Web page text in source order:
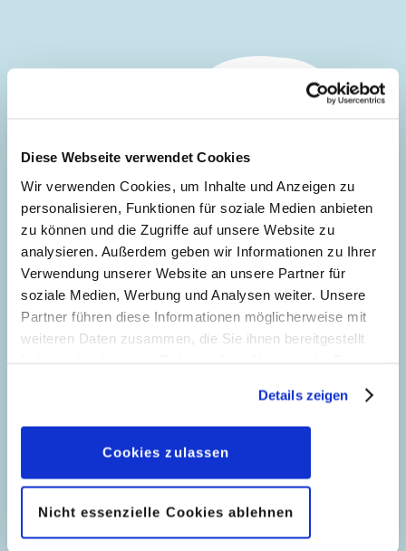
Diese Webseite verwendet Cookies
Wir verwenden Cookies, um Inhalte und Anzeigen zu
personalisieren, Funktionen für soziale Medien anbieten
zu können und die Zugriffe auf unsere Website zu
analysieren. Außerdem geben wir Informationen zu Ihrer
Verwendung unserer Website an unsere Partner für
soziale Medien, Werbung und Analysen weiter. Unsere
Partner führen diese Informationen möglicherweise mit
weiteren Daten zusammen, die Sie ihnen bereitgestellt
geben, können Sie diese jederzeit in der
Datenschutzerklärungwieder widerrufen.
Details zeigen
Cookies zulassen
Nicht essenzielle Cookies ablehnen